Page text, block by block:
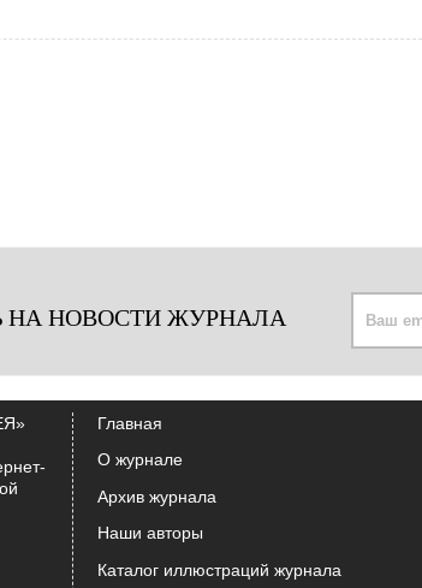
НОВОСТИ ЖУРНАЛА
Главная
О журнале
Архив журнала
Наши авторы
Каталог иллюстраций журнала